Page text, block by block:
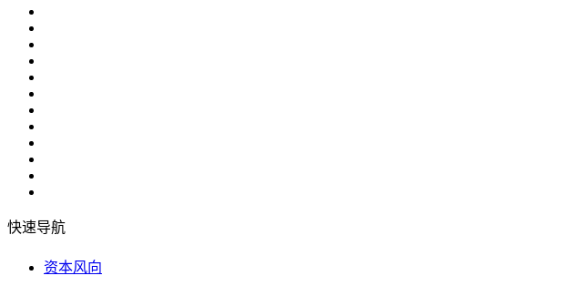
快速导航
资本风向